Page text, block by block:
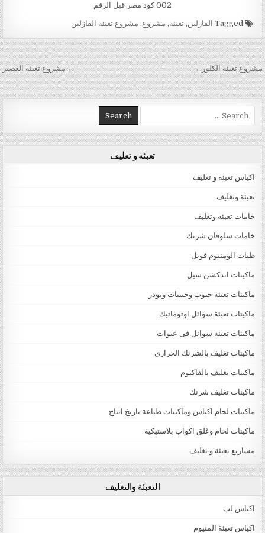
002 كود مصر قبل الرقم
Tagged الفازلين,تعبئة, مشروع, مشروع تعبئة الفازلين
تصفّح المقالات ← مشروع تعبئة العصير مشروع تعبئة الكلور →
Search for:
تعبئة و تغليف
اكياس تعبئة و تغليف
تعبئة وتغليف
خامات تعبئة وتغليف
خامات سلوفان شرنك
طبات الومنيوم فويل
ماكينات اندكشن سيل
ماكينات تعبئة حبوب وحبيبات وبودر
ماكينات تعبئة سوائل اوتوماتيك
ماكينات تعبئة سوائل فى عبوات
ماكينات تغليف بالشرنك الحراري
ماكينات تغليف بالفاكيوم
ماكينات تغليف شرنك
ماكينات لحام اكياس وماكينات طباعة تاريخ انتاج
ماكينات لحام وغلق اكواب بلاستيكية
مشاريع تعبئة و تغليف
التعبئة والتغليف
اكياس لب
اكياس تعبئة المنيوم